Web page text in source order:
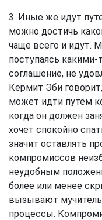
3. Иные же идут
можно достичь
чаще всего и идут.
поступаясь
соглашение, не
Кермит Эби
может идти путем
когда он должен
хочет спокойно
значит оставлять
компромиссов
неудобным
более или менее
вызывают
процессы.